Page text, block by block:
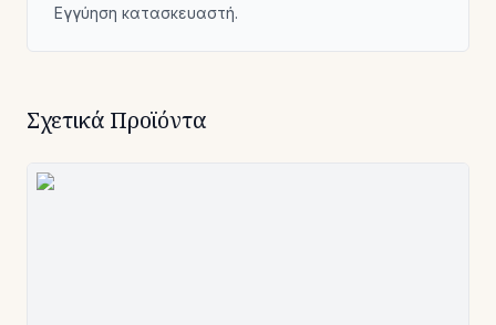
Εγγύηση κατασκευαστή.
Σχετικά Προϊόντα